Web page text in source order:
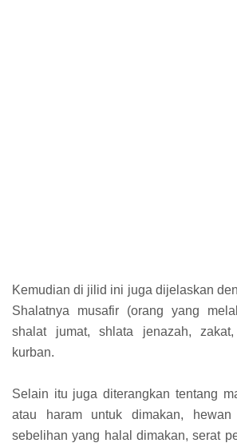
Kemudian di jilid ini juga dijelaskan
Shalatnya musafir (orang yang
shalat jumat, shlata jenazah,
kurban.
Selain itu juga diterangkan tentang
atau haram untuk dimakan,
sebelihan yang halal dimakan, serat